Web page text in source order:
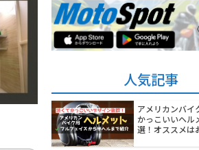
人気記事
アメリカンバイ
かっこいいヘル
選！オススメは